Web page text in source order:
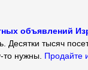
объявлений
Десятки тысяч
то нужны. Продайте